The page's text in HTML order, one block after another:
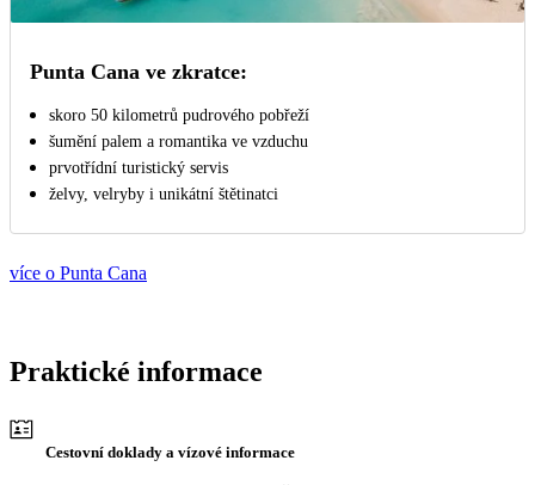
Punta Cana ve zkratce:
skoro 50 kilometrů pudrového pobřeží
šumění palem a romantika ve vzduchu
prvotřídní turistický servis
želvy, velryby i unikátní štětinatci
více o Punta Cana
Praktické informace
Cestovní doklady a vízové informace